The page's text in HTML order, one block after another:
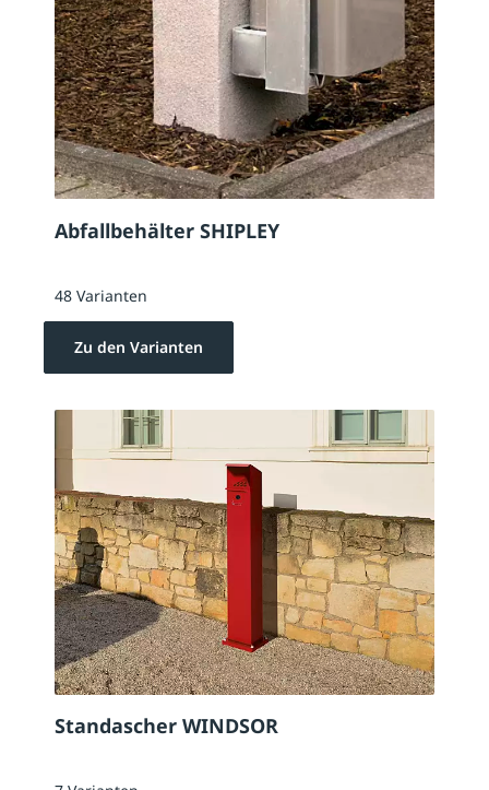
Abfallbehälter SHIPLEY
48 Varianten
Zu den Varianten
Standascher WINDSOR